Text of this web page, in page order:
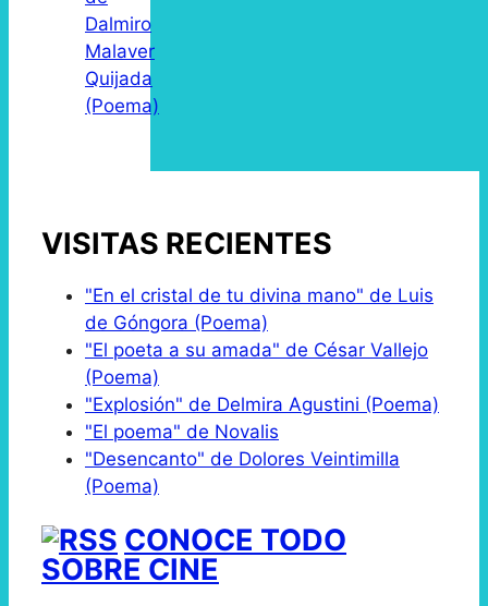
Dalmiro
Malaver
Quijada
(Poema)
VISITAS RECIENTES
"En el cristal de tu divina mano" de Luis
de Góngora (Poema)
"El poeta a su amada" de César Vallejo
(Poema)
"Explosión" de Delmira Agustini (Poema)
"El poema" de Novalis
"Desencanto" de Dolores Veintimilla
(Poema)
CONOCE TODO
SOBRE CINE